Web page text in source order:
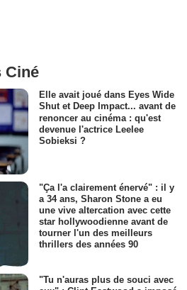
Ciné
Elle avait joué dans Eyes Wide
Shut et Deep Impact... avant de
renoncer au cinéma : qu'est
devenue l'actrice Leelee
Sobieksi ?
"Ça l'a clairement énervé" : il y
a 34 ans, Sharon Stone a eu
une vive altercation avec cette
star hollywoodienne avant de
tourner l'un des meilleurs
thrillers des années 90
"Tu n'auras plus de souci avec